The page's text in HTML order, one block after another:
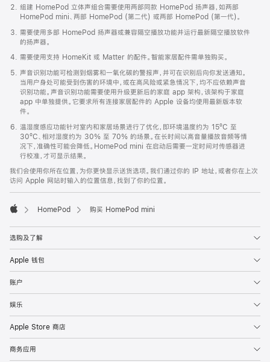
打
开)
组建 HomePod 立体声组合需要使用两部同款 HomePod 扬声器，如两部
HomePod mini、两部 HomePod (第二代) 或两部 HomePod (第一代)。
需要使用多部 HomePod 扬声器或兼容隔空播放功能并运行最新隔空播放软件
的扬声器。
需要使用支持 HomeKit 或 Matter 的配件。智能家居配件需单独购买。
声音识别功能可检测到烟雾和一氧化碳的警报声，并可在识别后向你发送通知。
当用户身处可能受到伤害的环境中，或在高风险或紧急情况下，均不应依赖声音
识别功能。声音识别功能需要使用升级更新后的家庭 app 架构，该架构于家庭
app 中单独提供。它要求所有连接家居配件的 Apple 设备均使用最新版本软
件。
温湿度感应功能针对室内和家居场景进行了优化，即环境温度约为 15ºC 至
30ºC、相对湿度约为 30% 至 70% 的场景。在长时间以高音量播放音频等情
况下，准确性可能会降低。HomePod mini 在启动后需要一定时间对传感器进
行校准，才可显示结果。
我们会使用你所在位置，为你更快显示送货选项。我们通过你的 IP 地址，或者你在上次
访问 Apple 网站时输入的位置信息，找到了你的位置。
HomePod 购买 HomePod mini
选购及了解
Apple 钱包
账户
娱乐
Apple Store 商店
商务应用